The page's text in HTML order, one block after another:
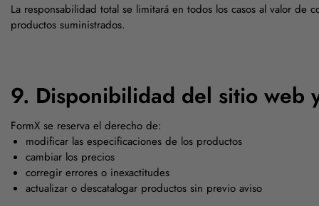
La responsabilidad total se limitará en todos los casos al valor de
productos suministrados.
9. Disponibilidad del sitio web
FormX se reserva el derecho de:
modificar las especificaciones de los productos
cambiar los precios
corregir errores o inexactitudes
actualizar o descatalogar productos sin previo aviso